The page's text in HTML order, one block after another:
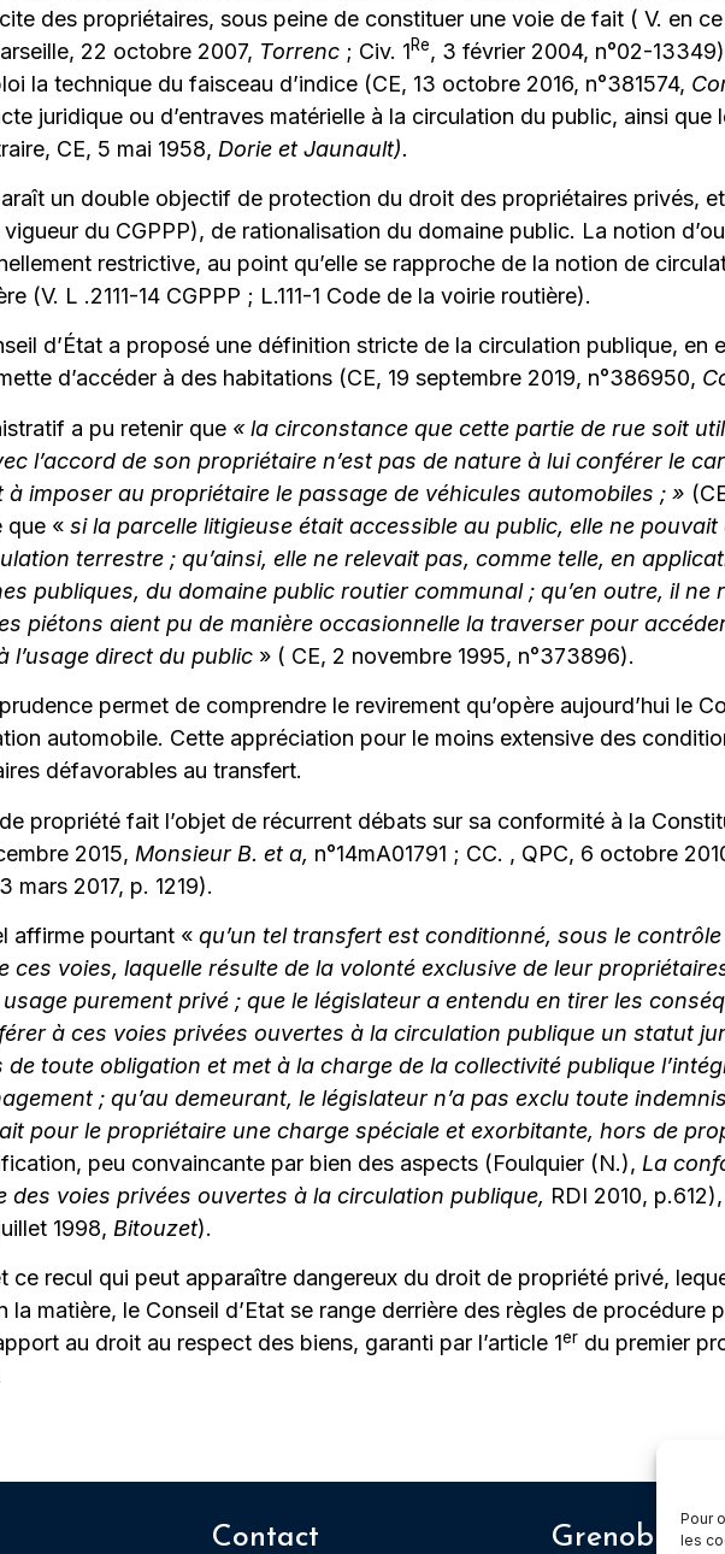
Pour
les
des propriétaires, sous peine de constituer une voie de fait ( V. en
22 octobre 2007, Torrenc ; Civ. 1Re, 3 février 2004, n°02-
la technique du faisceau d’indice (CE, 13 octobre 2016, n°381574,
juridique ou d’entraves matérielle à la circulation du public, ainsi que
CE, 5 mai 1958, Dorie et Jaunault).
un double objectif de protection du droit des propriétaires privés,
vigueur du CGPPP), de rationalisation du domaine public. La notion
restrictive, au point qu’elle se rapproche de la notion de
(V. L .2111-14 CGPPP ; L.111-1 Code de la voirie routière).
d’État a proposé une définition stricte de la circulation publique, en
d’accéder à des habitations (CE, 19 septembre 2019, n°386950,
a pu retenir que « la circonstance que cette partie de rue soit
l’accord de son propriétaire n’est pas de nature à lui conférer le
imposer au propriétaire le passage de véhicules automobiles ; »
que «si la parcelle litigieuse était accessible au public, elle ne
terrestre ; qu’ainsi, elle ne relevait pas, comme telle, en
publiques, du domaine public routier communal ; qu’en outre, il
piétons aient pu de manière occasionnelle la traverser pour
l’usage direct du public » ( CE, 2 novembre 1995, n°373896).
permet de comprendre le revirement qu’opère aujourd’hui le
automobile. Cette appréciation pour le moins extensive des
défavorables au transfert.
propriété fait l’objet de récurrent débats sur sa conformité à la
2015, Monsieur B. et a, n°14mA01791 ; CC. , QPC, 6 octobre
mars 2017, p. 1219).
affirme pourtant «qu’un tel transfert est conditionné, sous le
ces voies, laquelle résulte de la volonté exclusive de leur
purement privé ; que le législateur a entendu en tirer les
à ces voies privées ouvertes à la circulation publique un statut
toute obligation et met à la charge de la collectivité publique
; qu’au demeurant, le législateur n’a pas exclu toute
pour le propriétaire une charge spéciale et exorbitante, hors de
peu convaincante par bien des aspects (Foulquier (N.), La
des voies privées ouvertes à la circulation publique, RDI 2010,
1998, Bitouzet).
ce recul qui peut apparaître dangereux du droit de propriété privé,
la matière, le Conseil d’Etat se range derrière des règles de
au droit au respect des biens, garanti par l’article 1er du premier
Contact Grenoble